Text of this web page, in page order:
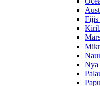
Fijis
Nya